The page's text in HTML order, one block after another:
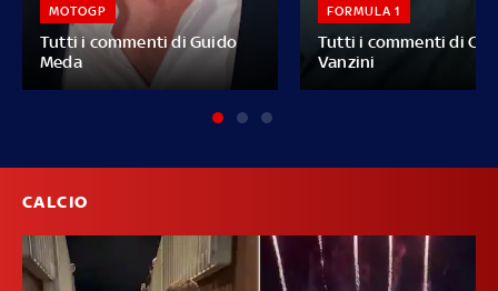
MOTOGP
Tutti i commenti di Guido
Meda
FORMULA 1
Tutti i commenti di
Vanzini
CALCIO